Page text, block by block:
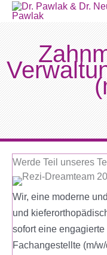
Zum
Inhalt
springen
Werde Teil unseres
Wir, eine moderne
und
sofort eine
Fachangestellte (m/